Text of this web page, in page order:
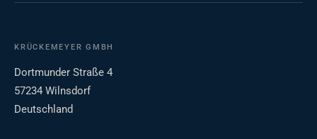
KRÜCKEMEYER GMBH
Dortmunder Straße 4
57234 Wilnsdorf
Deutschland